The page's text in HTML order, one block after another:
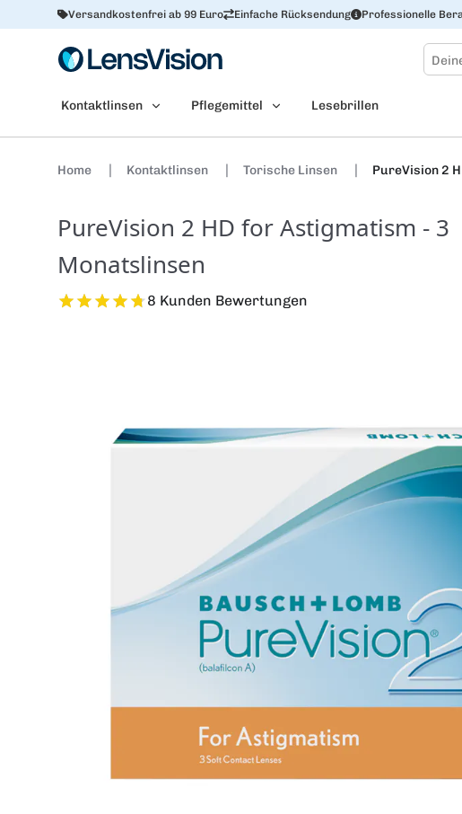
Versandkostenfrei ab 99 Euro Einfache Rücksendung Professionelle
Kontaktlinsen Pflegemittel Lesebrillen
Home Kontaktlinsen Torische Linsen PureVision 2
PureVision 2 HD for Astigmatism - 3
Monatslinsen
8 Kunden Bewertungen